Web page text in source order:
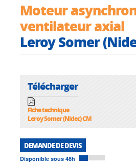
Moteur
ventilateur axial
Leroy Somer
Télécharger
Fiche technique
Leroy Somer (Nidec) CM
DEMANDE DE DEVIS
Disponible sous 48h